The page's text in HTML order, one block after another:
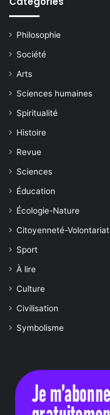
Philosophie
Société
Arts
Sciences humaines
Spiritualité
Histoire
Revue
Sciences
Éducation
Écologie-Nature
Citoyenneté-Volontariat
Sport
À lire
Culture
Civilisation
Symbolisme